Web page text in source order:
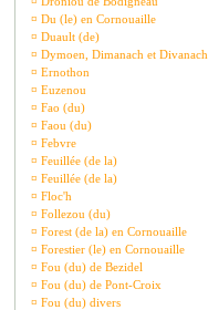
¤ Du (le) en Cornouaille
¤ Duault (de)
¤ Dymoen, Dimanach et Divanach
¤ Ernothon
¤ Euzenou
¤ Fao (du)
¤ Faou (du)
¤ Febvre
¤ Feuillée (de la)
¤ Feuillée (de la)
¤ Floc'h
¤ Follezou (du)
¤ Forest (de la) en Cornouaille
¤ Forestier (le) en Cornouaille
¤ Fou (du) de Bezidel
¤ Fou (du) de Pont-Croix
¤ Fou (du) divers